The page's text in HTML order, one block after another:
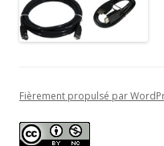
Fièrement propulsé par